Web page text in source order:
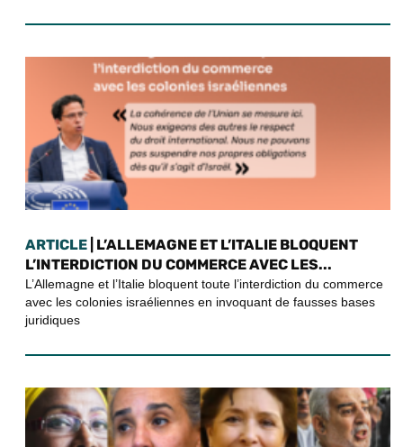
ARTICLE | L’ALLEMAGNE ET L’ITALIE BLOQUENT
L’INTERDICTION DU COMMERCE AVEC LES...
L’Allemagne et l’Italie bloquent toute l’interdiction du commerce
avec les colonies israéliennes en invoquant de fausses bases
juridiques